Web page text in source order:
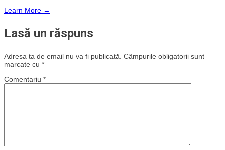
Learn More →
Lasă un răspuns
Adresa ta de email nu va fi publicată. Câmpurile obligatorii sunt
marcate cu *
Comentariu *